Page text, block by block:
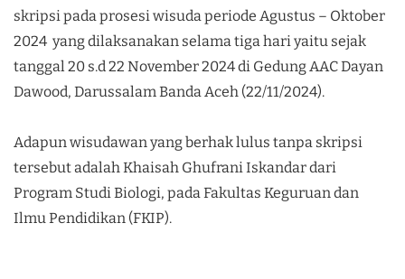
skripsi pada prosesi wisuda periode Agustus – Oktober
2024 yang dilaksanakan selama tiga hari yaitu sejak
tanggal 20 s.d 22 November 2024 di Gedung AAC Dayan
Dawood, Darussalam Banda Aceh (22/11/2024).
Adapun wisudawan yang berhak lulus tanpa skripsi
tersebut adalah Khaisah Ghufrani Iskandar dari
Program Studi Biologi, pada Fakultas Keguruan dan
Ilmu Pendidikan (FKIP).